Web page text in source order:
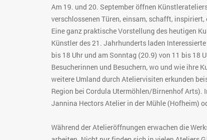
Am 19. und 20. September öffnen
verschlossenen Türen, einsam, schafft,
Eine ganz praktische Vorstellung des heutigen
Künstler des 21. Jahrhunderts laden
bis 18 Uhr und am Sonntag (20.9) von 11 bis 18
Besucherinnen und Besuchern, wo und wie ihre
weitere Umland durch Ateliervisiten erkunden
Region bei Cordula Utermöhlen/Birnenhof Arts).
Jannina Hectors Atelier in der Mühle (Hofheim)
Während der Atelieröffnungen erwachen die